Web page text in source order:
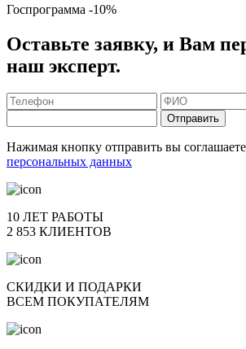
Госпрограмма -10%
Оставьте заявку, и Вам
наш эксперт.
Отправить
Нажимая кнопку отправить вы
персональных данных
10 ЛЕТ РАБОТЫ
2 853 КЛИЕНТОВ
СКИДКИ И ПОДАРКИ
ВСЕМ ПОКУПАТЕЛЯМ